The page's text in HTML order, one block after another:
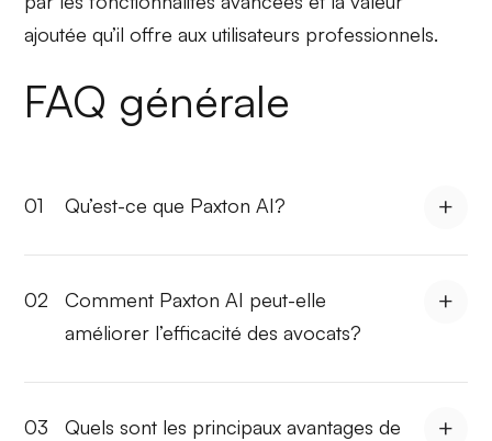
ajoutée qu’il offre aux utilisateurs professionnels.
FAQ générale
01 Qu’est-ce que Paxton AI?
02
Comment Paxton AI peut-elle
améliorer l’efficacité des avocats?
03
Quels sont les principaux avantages de